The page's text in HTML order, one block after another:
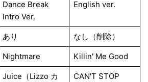
Dance Break
Intro Ver.
English ver.
あり なし（削除）
Nightmare Killin' Me Good
Juice（Lizzo カ
CAN'T STOP